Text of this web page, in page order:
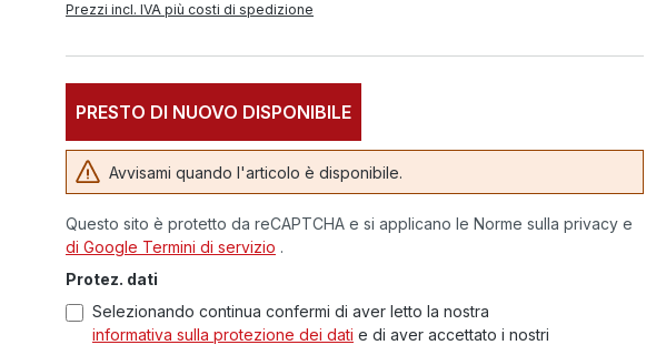
Prezzi incl. IVA più costi di spedizione
PRESTO DI NUOVO DISPONIBILE
Avvisami quando l'articolo è disponibile.
Questo sito è protetto da reCAPTCHA e si applicano le Norme sulla privacy e
di Google Termini di servizio .
Protez. dati
Selezionando continua confermi di aver letto la nostra
informativa sulla protezione dei dati e di aver accettato i nostri